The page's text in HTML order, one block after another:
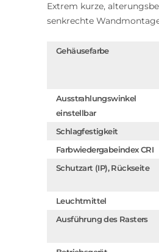
Extrem kurze,
senkrechte
Gehäusefarbe
Ausstrahlungswinkel
einstellbar
Schlagfestigkeit
Farbwiedergabeindex CRI
Schutzart (IP), Rückseite
Leuchtmittel
Ausführung des Rasters